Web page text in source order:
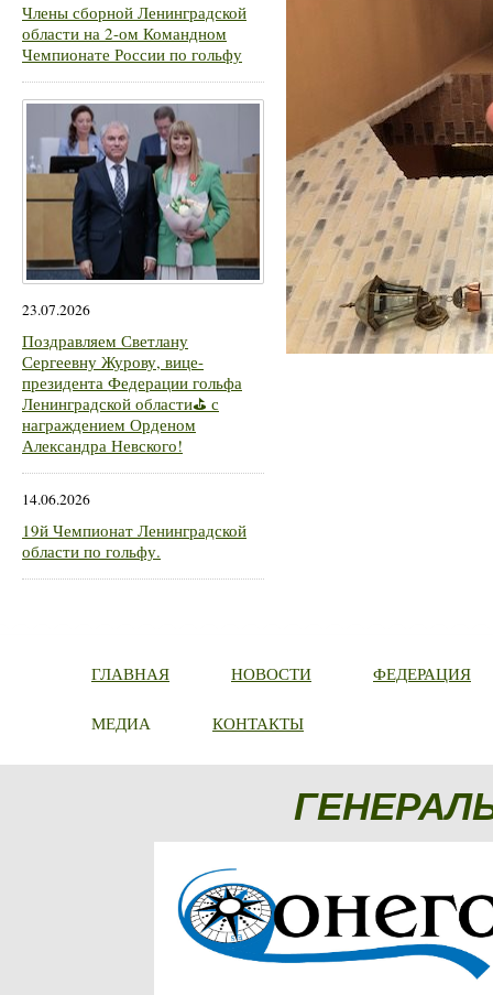
Члены сборной Ленинградской
области на 2-ом Командном
Чемпионате России по гольфу
23.07.2026
Поздравляем Светлану
Сергеевну Журову, вице-
президента Федерации гольфа
Ленинградской области⛳ с
награждением Орденом
Александра Невского!
14.06.2026
19й Чемпионат Ленинградской
области по гольфу.
ГЛАВНАЯ НОВОСТИ ФЕДЕРАЦИЯ
МЕДИА КОНТАКТЫ